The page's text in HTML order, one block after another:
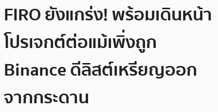
FIRO ยังแกร่ง! พร้อมเดินหน้า
โปรเจกต์ต่อแม้เพิ่งถูก
Binance ดีลิสต์เหรียญออก
จากกระดาน